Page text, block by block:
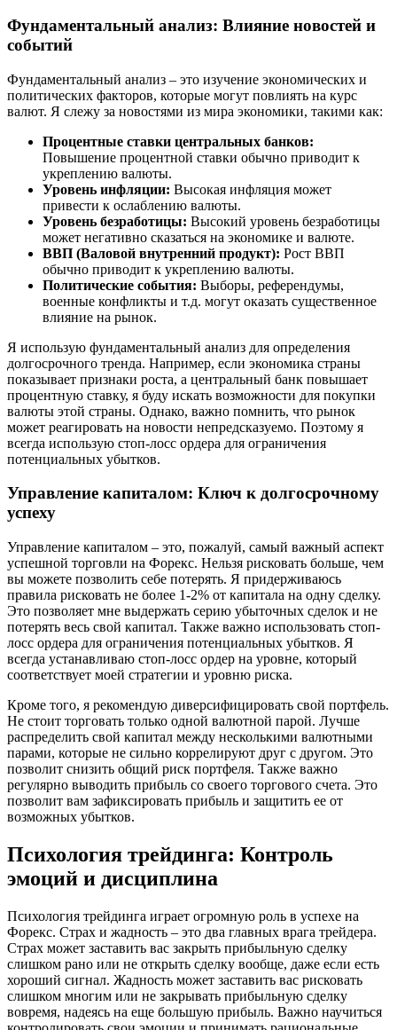
Фундаментальный анализ: Влияние новостей и
событий
Фундаментальный анализ – это изучение экономических и
политических факторов, которые могут повлиять на курс
валют. Я слежу за новостями из мира экономики, такими как:
Процентные ставки центральных банков:
Повышение процентной ставки обычно приводит к
укреплению валюты.
Уровень инфляции: Высокая инфляция может
привести к ослаблению валюты.
Уровень безработицы: Высокий уровень безработицы
может негативно сказаться на экономике и валюте.
ВВП (Валовой внутренний продукт): Рост ВВП
обычно приводит к укреплению валюты.
Политические события: Выборы, референдумы,
военные конфликты и т.д. могут оказать существенное
влияние на рынок.
Я использую фундаментальный анализ для определения
долгосрочного тренда. Например, если экономика страны
показывает признаки роста, а центральный банк повышает
процентную ставку, я буду искать возможности для покупки
валюты этой страны. Однако, важно помнить, что рынок
может реагировать на новости непредсказуемо. Поэтому я
всегда использую стоп-лосс ордера для ограничения
потенциальных убытков.
Управление капиталом: Ключ к долгосрочному
успеху
Управление капиталом – это, пожалуй, самый важный аспект
успешной торговли на Форекс. Нельзя рисковать больше, чем
вы можете позволить себе потерять. Я придерживаюсь
правила рисковать не более 1-2% от капитала на одну сделку.
Это позволяет мне выдержать серию убыточных сделок и не
потерять весь свой капитал. Также важно использовать стоп-
лосс ордера для ограничения потенциальных убытков. Я
всегда устанавливаю стоп-лосс ордер на уровне, который
соответствует моей стратегии и уровню риска.
Кроме того, я рекомендую диверсифицировать свой портфель.
Не стоит торговать только одной валютной парой. Лучше
распределить свой капитал между несколькими валютными
парами, которые не сильно коррелируют друг с другом. Это
позволит снизить общий риск портфеля. Также важно
регулярно выводить прибыль со своего торгового счета. Это
позволит вам зафиксировать прибыль и защитить ее от
возможных убытков.
Психология трейдинга: Контроль
эмоций и дисциплина
Психология трейдинга играет огромную роль в успехе на
Форекс. Страх и жадность – это два главных врага трейдера.
Страх может заставить вас закрыть прибыльную сделку
слишком рано или не открыть сделку вообще, даже если есть
хороший сигнал. Жадность может заставить вас рисковать
слишком многим или не закрывать прибыльную сделку
вовремя, надеясь на еще большую прибыль. Важно научиться